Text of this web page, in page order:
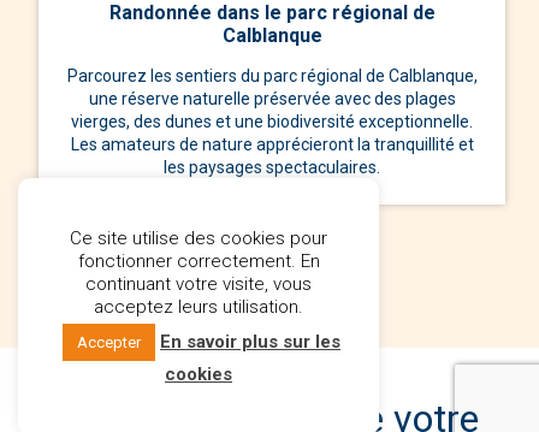
Randonnée dans le parc régional de
Calblanque
Parcourez les sentiers du parc régional de Calblanque,
une réserve naturelle préservée avec des plages
vierges, des dunes et une biodiversité exceptionnelle.
Les amateurs de nature apprécieront la tranquillité et
les paysages spectaculaires.
Comment se passe votre
Ce site utilise des cookies pour
fonctionner correctement. En
continuant votre visite, vous
acceptez leurs utilisation.
Accepter
En savoir plus sur les
cookies